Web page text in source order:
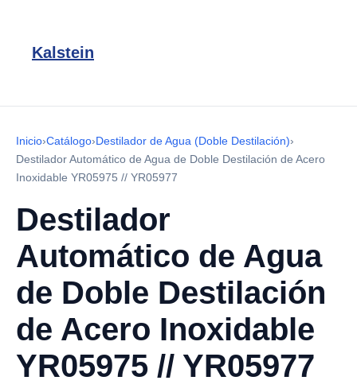
Kalstein
Inicio›Catálogo›Destilador de Agua (Doble Destilación)›
Destilador Automático de Agua de Doble Destilación de Acero
Inoxidable YR05975 // YR05977
Destilador
Automático de Agua
de Doble Destilación
de Acero Inoxidable
YR05975 // YR05977